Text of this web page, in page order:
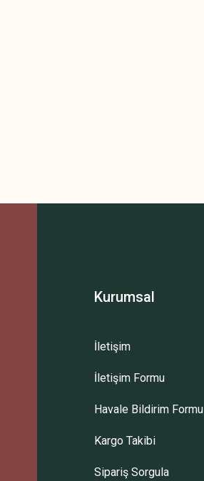
Kurumsal
İletişim
İletişim Formu
Havale Bildirim Formu
Kargo Takibi
Sipariş Sorgula